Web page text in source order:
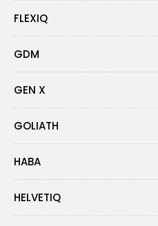
FLEXIQ
GDM
GEN X
GOLIATH
HABA
HELVETIQ